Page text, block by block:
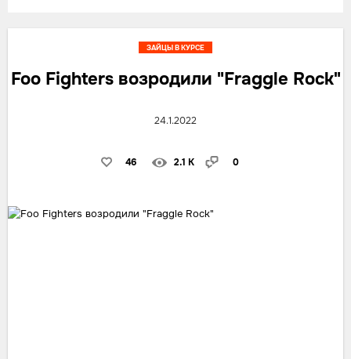
Foo Fighters возродили "Fraggle Rock"
24.1.2022
46 2.1 K 0
ЗАЙЦЫ В КУРСЕ